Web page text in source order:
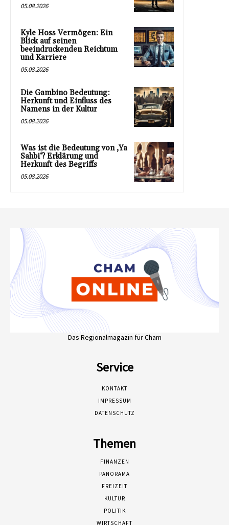
05.08.2026
Kyle Hoss Vermögen: Ein
Blick auf seinen
beeindruckenden Reichtum
und Karriere
05.08.2026
Die Gambino Bedeutung:
Herkunft und Einfluss des
Namens in der Kultur
05.08.2026
Was ist die Bedeutung von ‚Ya
Sahbi‘? Erklärung und
Herkunft des Begriffs
05.08.2026
Das Regionalmagazin für Cham
Service
KONTAKT
IMPRESSUM
DATENSCHUTZ
Themen
FINANZEN
PANORAMA
FREIZEIT
KULTUR
POLITIK
WIRTSCHAFT